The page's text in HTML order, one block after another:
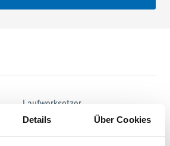
Details Über Cookies
Laufwerksetzer